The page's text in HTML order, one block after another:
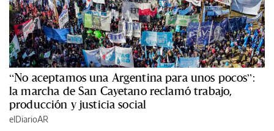
“No aceptamos una Argentina para unos pocos”:
la marcha de San Cayetano reclamó trabajo,
producción y justicia social
elDiarioAR